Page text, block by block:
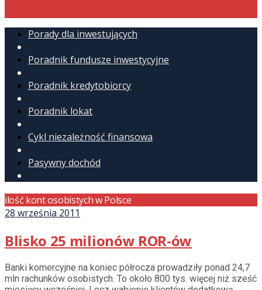
Porady dla inwestujących
Poradnik fundusze inwestycyjne
Poradnik kredytobiorcy
Poradnik lokat
Cykl niezależność finansowa
Pasywny dochód
ilość kont osobistych w Polsce
28 września 2011
Blisko 25 milionów ROR-ów
Banki komercyjne na koniec półrocza prowadziły ponad 24,7
mln rachunków osobistych. To około 800 tys. więcej niż sześć